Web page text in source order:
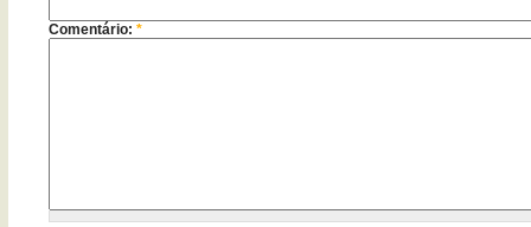
Comentário:*